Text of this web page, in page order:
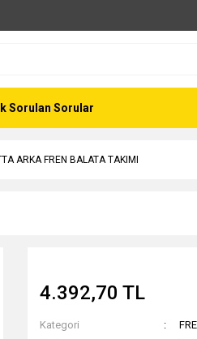
Sorulan Sorular
ARKA FREN BALATA TAKIMI
4.392,70 TL
Kategori